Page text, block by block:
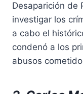
Desaparición de
investigar los
a cabo el
condenó a los
abusos